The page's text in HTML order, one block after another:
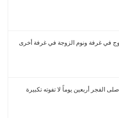
في غرفة ونوم الزوجة في غرفة أخرى
أربعين يوماً لا تفوته تكبيرة